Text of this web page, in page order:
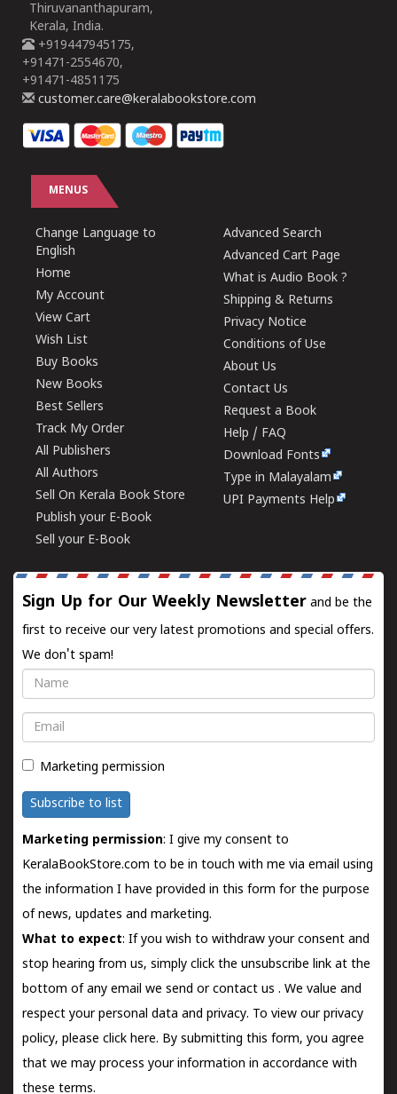
Thiruvananthapuram,
Kerala, India.
+919447945175,
+91471-2554670,
+91471-4851175
customer.care@keralabookstore.com
MENUS
Change Language to
English
Home
My Account
View Cart
Wish List
Buy Books
New Books
Best Sellers
Track My Order
All Publishers
All Authors
Sell On Kerala Book Store
Publish your E-Book
Sell your E-Book
Advanced Search
Advanced Cart Page
What is Audio Book ?
Shipping & Returns
Privacy Notice
Conditions of Use
About Us
Contact Us
Request a Book
Help / FAQ
Download Fonts
Type in Malayalam
UPI Payments Help
Sign Up for Our Weekly Newsletter and be the
first to receive our very latest promotions and special offers.
We don't spam!
Name
Email
Marketing permission
Subscribe to list
Marketing permission: I give my consent to
KeralaBookStore.com to be in touch with me via email using
the information I have provided in this form for the purpose
of news, updates and marketing.
What to expect: If you wish to withdraw your consent and
stop hearing from us, simply click the unsubscribe link at the
bottom of any email we send orcontact us . We value and
respect your personal data and privacy. To view our privacy
policy, please click here. By submitting this form, you agree
that we may process your information in accordance with
these terms.